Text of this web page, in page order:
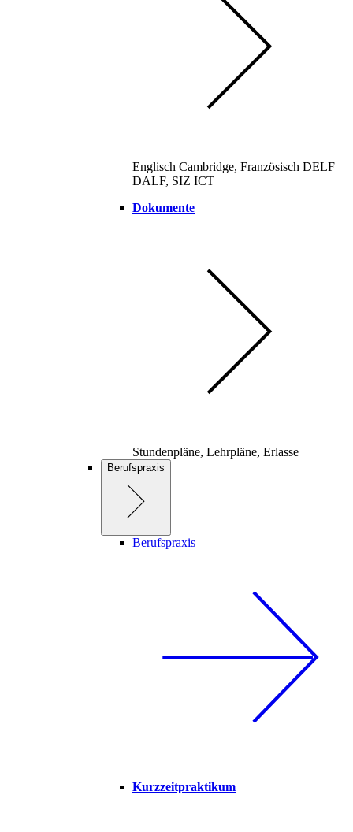
Englisch Cambridge, Französisch DELF
DALF, SIZ ICT
Dokumente
Stundenpläne, Lehrpläne, Erlasse
Berufspraxis
Berufspraxis
Kurzzeitpraktikum